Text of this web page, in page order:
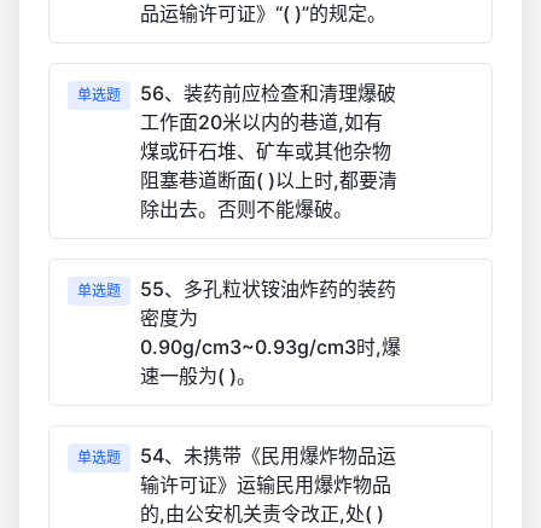
品运输许可证》“( )”的规定。
单选题
56、装药前应检查和清理爆破
工作面20米以内的巷道,如有
煤或矸石堆、矿车或其他杂物
阻塞巷道断面( )以上时,都要清
除出去。否则不能爆破。
单选题
55、多孔粒状铵油炸药的装药
密度为
0.90g/cm3~0.93g/cm3时,爆
速一般为( )。
单选题
54、未携带《民用爆炸物品运
输许可证》运输民用爆炸物品
的,由公安机关责令改正,处( )